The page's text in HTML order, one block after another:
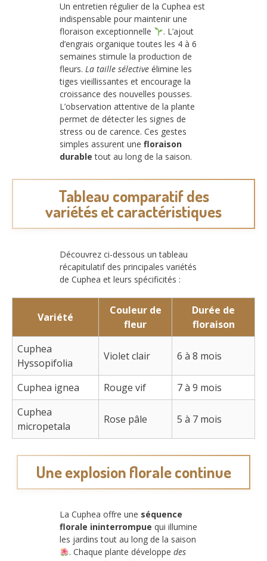
Un entretien régulier de la Cuphea est
indispensable pour maintenir une
floraison exceptionnelle
. L’ajout
d’engrais organique toutes les 4 à 6
semaines stimule la production de
fleurs. La taille sélective élimine les
tiges vieillissantes et encourage la
croissance des nouvelles pousses.
L’observation attentive de la plante
permet de détecter les signes de
stress ou de carence. Ces gestes
simples assurent une floraison
durable tout au long de la saison.
Tableau comparatif des
variétés et caractéristiques
Découvrez ci-dessous un tableau
récapitulatif des principales variétés
de Cuphea et leurs spécificités :
Variété
Couleur de
fleur
Durée de
floraison
Cuphea
Hyssopifolia
Violet clair 6 à 8 mois
Cuphea ignea Rouge vif
7 à 9 mois
Cuphea
micropetala
Rose pâle 5 à 7 mois
Une explosion florale continue
La Cuphea offre une séquence
florale ininterrompue qui illumine
les jardins tout au long de la saison
. Chaque plante développe des